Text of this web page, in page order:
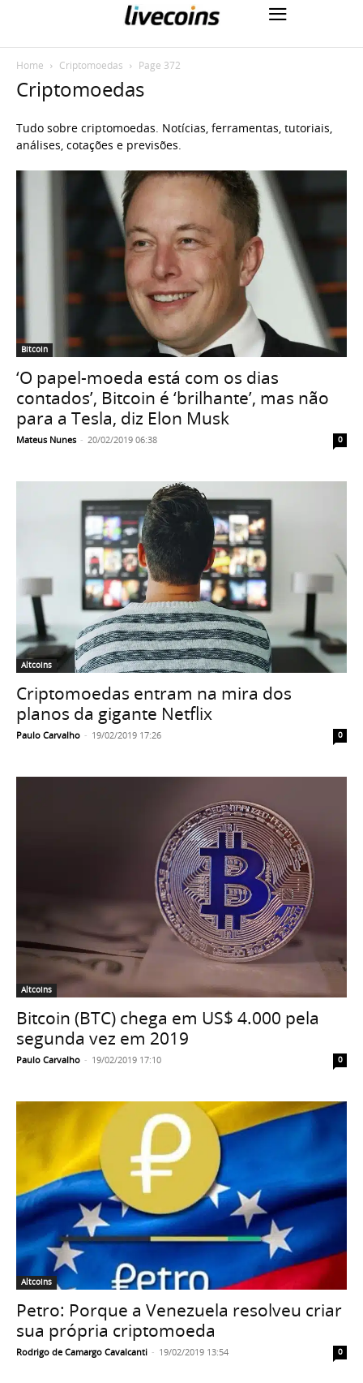
Home Criptomoedas Page 372
Criptomoedas
Tudo sobre criptomoedas. Notícias, ferramentas, tutoriais,
análises, cotações e previsões.
Bitcoin
‘O papel-moeda está com os dias
contados’, Bitcoin é ‘brilhante’, mas não
para a Tesla, diz Elon Musk
Mateus Nunes - 20/02/2019 06:38 0
Altcoins
Criptomoedas entram na mira dos
planos da gigante Netflix
Paulo Carvalho - 19/02/2019 17:26 0
Altcoins
Bitcoin (BTC) chega em US$ 4.000 pela
segunda vez em 2019
Paulo Carvalho - 19/02/2019 17:10 0
Altcoins
Petro: Porque a Venezuela resolveu criar
sua própria criptomoeda
Rodrigo de Camargo Cavalcanti - 19/02/2019 13:54 0